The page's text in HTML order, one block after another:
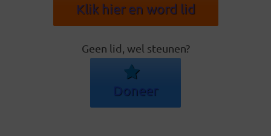
Klik hier en word lid
Geen lid, wel steunen?
Doneer